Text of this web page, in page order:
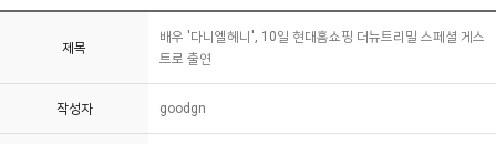
제목
배우 '다니엘헤니', 10일 현대홈쇼핑 더뉴트리밀 스페셜 게스
트로 출연
작성자 goodgn